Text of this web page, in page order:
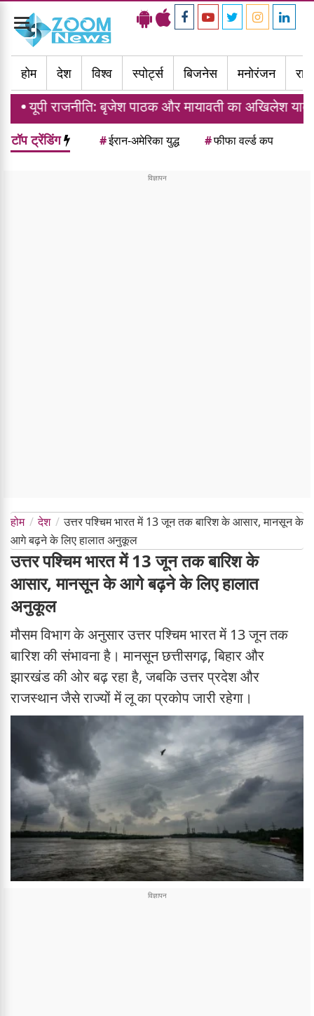
Toggle
navigation
होम
देश विश्व स्पोर्ट्स बिजनेस मनोरंजन
बृजेश पाठक और मायावती का अखिलेश यादव पर बड़ा हमला,
टॉप ट्रेंडिंग #ईरान-अमेरिका युद्ध #फीफा वर्ल्ड कप
होम देश
उत्तर पश्चिम भारत में 13 जून तक बारिश के आसार, मानसून के
आगे बढ़ने के लिए हालात अनुकूल
उत्तर पश्चिम भारत में 13 जून तक बारिश के
आसार, मानसून के आगे बढ़ने के लिए हालात
अनुकूल
मौसम विभाग के अनुसार उत्तर पश्चिम भारत में 13 जून तक
बारिश की संभावना है। मानसून छत्तीसगढ़, बिहार और
झारखंड की ओर बढ़ रहा है, जबकि उत्तर प्रदेश और
राजस्थान जैसे राज्यों में लू का प्रकोप जारी रहेगा।